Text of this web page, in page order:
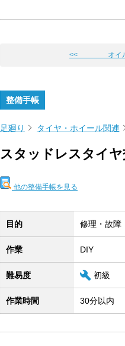
<< オイル
整備手帳
足廻り タイヤ・ホイール関連
スタッドレスタイヤ
他の整備手帳を見る
目的 修理・故障
作業 DIY
難易度 初級
作業時間 30分以内